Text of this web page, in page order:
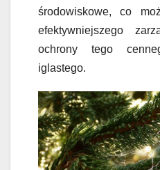
środowiskowe, co
efektywniejszego
ochrony tego
iglastego.